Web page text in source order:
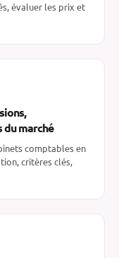
évaluer les prix et
marché
comptables en
critères clés,